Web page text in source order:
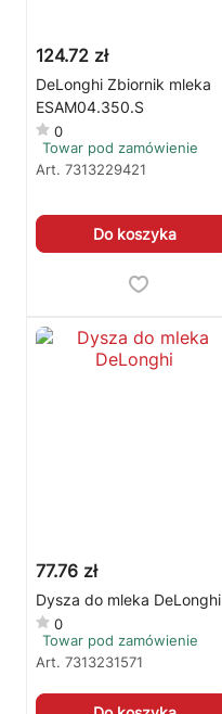
124.72 zł
DeLonghi Zbiornik mleka
ESAM04.350.S
0
Towar pod zamówienie
Art. 7313229421
Do koszyka
77.76 zł
Dysza do mleka DeLonghi
0
Towar pod zamówienie
Art. 7313231571